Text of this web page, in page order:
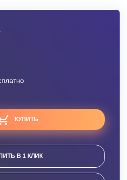
КУПИТЬ
В 1 КЛИК